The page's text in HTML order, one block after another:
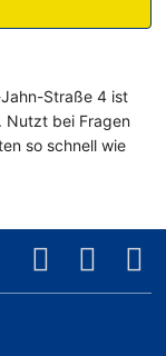
Straße 4 ist
Nutzt bei Fragen
so schnell wie